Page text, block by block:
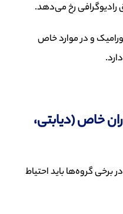
رادیوگرافی رخ می‌دهد.
و در موارد خاص
خاص (دیابتی،
برخی گروه‌ها باید احتیاط